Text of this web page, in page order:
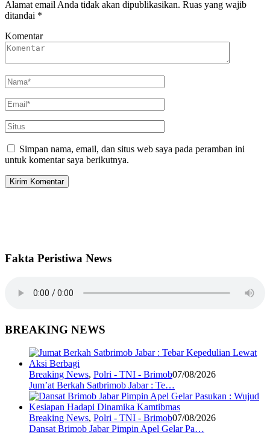
Alamat email Anda tidak akan dipublikasikan. Ruas yang wajib
ditandai *
Komentar
Simpan nama, email, dan situs web saya pada peramban ini
untuk komentar saya berikutnya.
Fakta Peristiwa News
BREAKING NEWS
Breaking News, Polri - TNI - Brimob07/08/2026
Jum’at Berkah Satbrimob Jabar : Te…
Breaking News, Polri - TNI - Brimob07/08/2026
Dansat Brimob Jabar Pimpin Apel Gelar Pa…